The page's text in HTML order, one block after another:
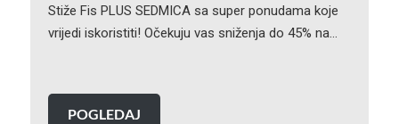
Stiže Fis PLUS SEDMICA sa super ponudama koje
vrijedi iskoristiti! Očekuju vas sniženja do 45% na…
POGLEDAJ